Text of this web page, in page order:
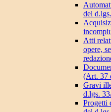
del
Atti
opere,
(Art. 37
Gravi
d.lgs.
Progetti